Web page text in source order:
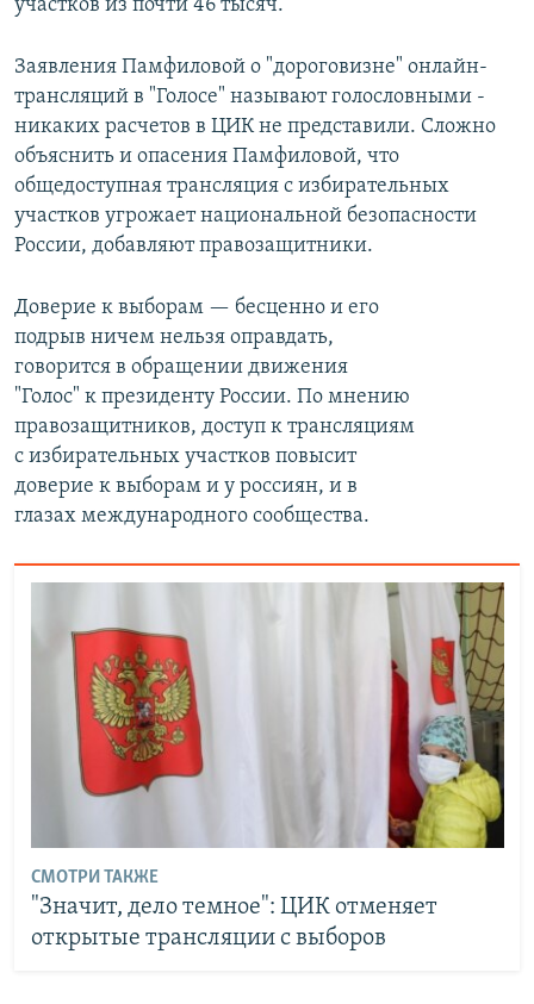
участков из почти 46 тысяч.
Заявления Памфиловой о "дороговизне" онлайн-
трансляций в "Голосе" называют голословными -
никаких расчетов в ЦИК не представили. Сложно
объяснить и опасения Памфиловой, что
общедоступная трансляция с избирательных
участков угрожает национальной безопасности
России, добавляют правозащитники.
Доверие к выборам — бесценно и его
подрыв ничем нельзя оправдать,
говорится в обращении движения
"Голос" к президенту России. По мнению
правозащитников, доступ к трансляциям
с избирательных участков повысит
доверие к выборам и у россиян, и в
глазах международного сообщества.
СМОТРИ ТАКЖЕ
"Значит, дело темное": ЦИК отменяет
открытые трансляции с выборов